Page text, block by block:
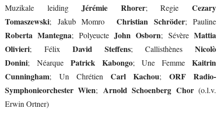
Muzikale leidingJérémie Rhorer; RegieCezary
Tomaszewski; Jakub Momro Christian Schröder; Pauline
Roberta Mantegna; Polyeucte John Osborn; Sévère Mattia
Olivieri; Félix David Steffens; Callisthènes Nicolò
Donini; Néarque Patrick Kabongo; Une FemmeKaitrin
Cunningham; Un Chrétien Carl Kachou; ORF Radio-
Symphonieorchester Wien; Arnold Schoenberg Chor(o.l.v.
Erwin Ortner)